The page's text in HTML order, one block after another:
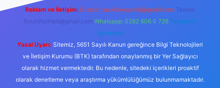
Reklam ve İletişim: E-mail: backlinkpaneli@gmail.com Teams:
forumhizmeti@gmail.com Whatsapp: 0262 606 0 726 Telegram:
@karabul
Yasal Uyarı: Sitemiz, 5651 Sayılı Kanun gereğince Bilgi Teknolojileri
ve İletişim Kurumu (BTK) tarafından onaylanmış bir Yer Sağlayıcı
olarak hizmet vermektedir. Bu nedenle, sitedeki içerikleri proaktif
olarak denetleme veya araştırma yükümlülüğümüz bulunmamaktadır.